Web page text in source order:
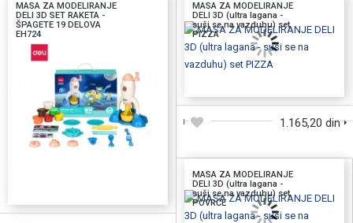
MASA ZA MODELIRANJE
DELI 3D SET RAKETA -
ŠPAGETE 19 DELOVA
EH724
MASA ZA MODELIRANJE
DELI 3D (ultra lagana -
suši se na vazduhu) set
PIZZA
1.165,20 din
MASA ZA MODELIRANJE
DELI 3D (ultra lagana -
suši se na vazduhu) set
POVRĆE